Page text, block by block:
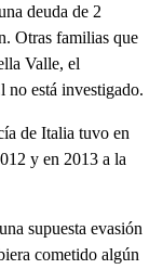
deuda de 2
Otras familias que
Valle, el
no está investigado.
de Italia tuvo en
y en 2013 a la
supuesta evasión
cometido algún